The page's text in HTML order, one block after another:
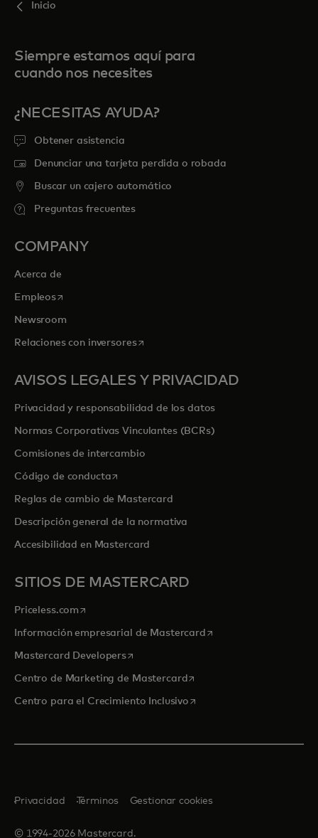
Inicio
Siempre estamos aquí para
cuando nos necesites
¿NECESITAS AYUDA?
Obtener asistencia
Denunciar una tarjeta perdida o robada
Buscar un cajero automático
Preguntas frecuentes
COMPANY
Acerca de
Empleosse abre en una pestaña nueva
Newsroom
Relaciones con inversoresse abre en una pestaña nueva
AVISOS LEGALES Y PRIVACIDAD
Privacidad y responsabilidad de los datos
Normas Corporativas Vinculantes (BCRs)
Comisiones de intercambio
Código de conductase abre en una pestaña nueva
Reglas de cambio de Mastercard
Descripción general de la normativa
Accesibilidad en Mastercard
SITIOS DE MASTERCARD
Priceless.com se abre en una pestaña nueva
Información empresarial de Mastercardse abre en una pestaña
Mastercard Developersse abre en una pestaña nueva
Centro de Marketing de Mastercardse abre en una pestaña
Centro para el Crecimiento Inclusivose abre en una pestaña
© 1994-2026 Mastercard.
Privacidad Términos Gestionar cookies